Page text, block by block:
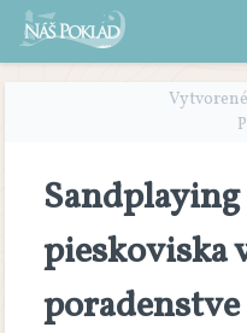
pieskoviska